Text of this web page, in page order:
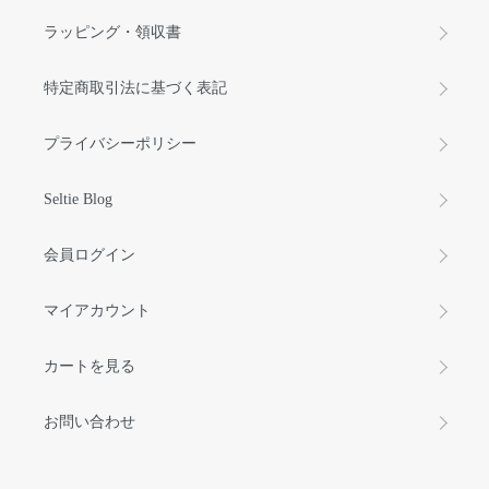
ラッピング・領収書
特定商取引法に基づく表記
プライバシーポリシー
Seltie Blog
会員ログイン
マイアカウント
カートを見る
お問い合わせ